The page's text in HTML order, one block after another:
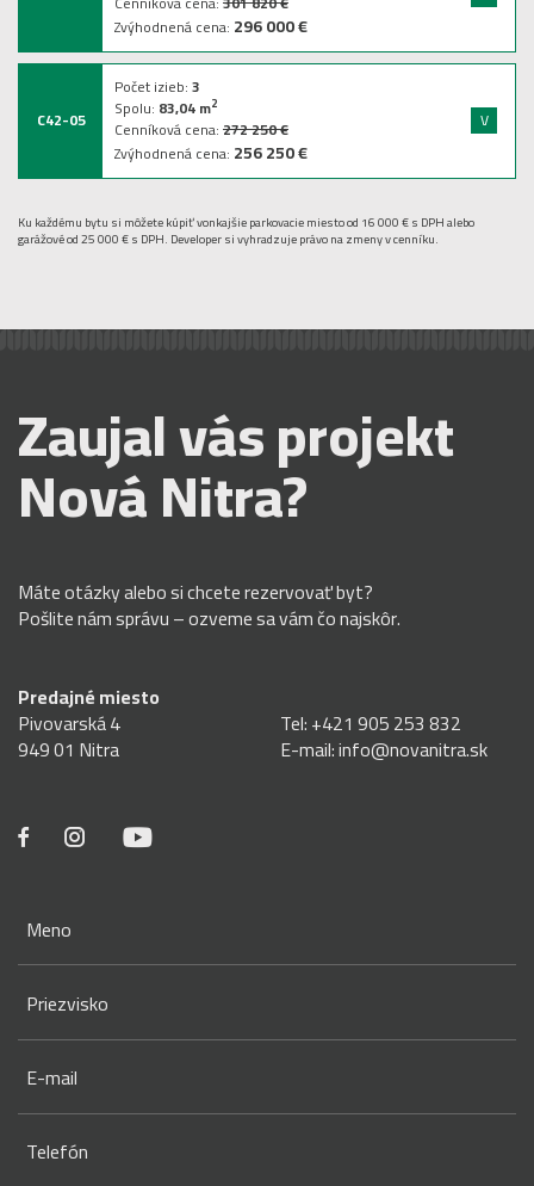
Zvýhodnená cena: 296 000 €
C42-05
Počet izieb:3
Spolu: 83,04m2
Cenníková cena:272 250 €
Zvýhodnená cena: 256 250 €
V
Ku každému bytu si môžete kúpiť vonkajšie parkovacie miesto od 16 000 € s DPH alebo
garážové od 25 000 € s DPH. Developer si vyhradzuje právo na zmeny v cenníku.
Meno
Priezvisko
E-mail
Telefón
Zaujal vás projekt
Nová Nitra?
Máte otázky alebo si chcete rezervovať byt?
Pošlite nám správu – ozveme sa vám čo najskôr.
Predajné miesto
Pivovarská 4
949 01 Nitra
Tel:+421 905 253 832
E-mail:info@novanitra.sk